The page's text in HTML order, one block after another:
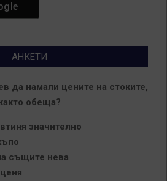
АНКЕТИ
да намали цените на стоките,
обеща?
значително
същите нева